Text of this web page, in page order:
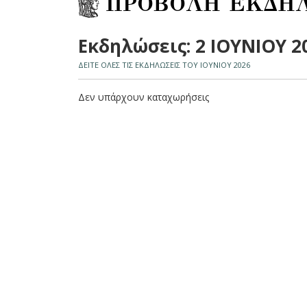
Εκδηλώσεις: 2 ΙΟΥΝΙΟΥ
ΔΕΙΤΕ ΟΛΕΣ ΤΙΣ ΕΚΔΗΛΩΣΕΙΣ ΤΟΥ ΙΟΥΝΙΟΥ 2026
Δεν υπάρχουν καταχωρήσεις